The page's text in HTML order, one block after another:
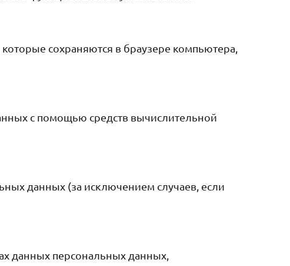
сохраняются в браузере компьютера,
с помощью средств вычислительной
данных (за исключением случаев, если
данных персональных данных,